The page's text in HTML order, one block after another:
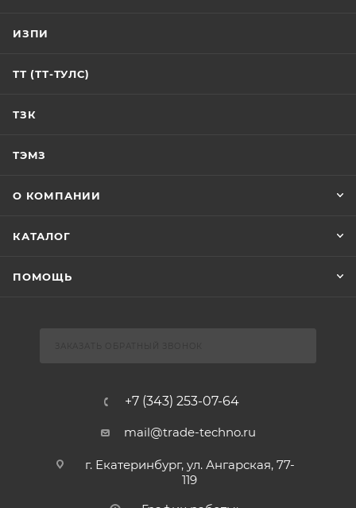
ИЗПИ
ТТ (ТТ-ТУЛС)
ТЗК
ТЭМЗ
О КОМПАНИИ
КАТАЛОГ
ПОМОЩЬ
+7 (343) 253-07-64
mail@trade-techno.ru
г. Екатеринбург, ул. Ангарская, 77-
119